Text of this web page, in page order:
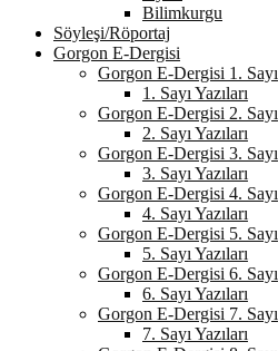
Bilimkurgu
Söyleşi/Röportaj
Gorgon E-Dergisi
Gorgon E-Dergisi 1. Sayı
1. Sayı Yazıları
Gorgon E-Dergisi 2. Sayı
2. Sayı Yazıları
Gorgon E-Dergisi 3. Sayı
3. Sayı Yazıları
Gorgon E-Dergisi 4. Sayı
4. Sayı Yazıları
Gorgon E-Dergisi 5. Sayı
5. Sayı Yazıları
Gorgon E-Dergisi 6. Sayı
6. Sayı Yazıları
Gorgon E-Dergisi 7. Sayı
7. Sayı Yazıları